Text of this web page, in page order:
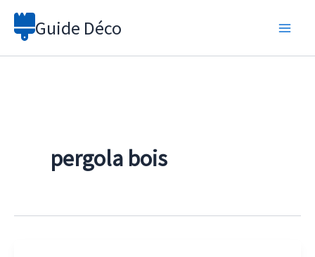
Aller
Guide Déco
pergola bois